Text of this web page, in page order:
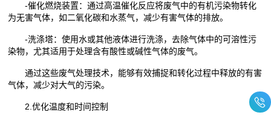
-催化燃烧装置：通过高温催化反应将废气中的有机污染物转化
为无害气体，如二氧化碳和水蒸气，减少有害气体的排放。
-洗涤塔：使用水或其他液体进行洗涤，去除气体中的可溶性污
染物，尤其适用于处理含有酸性或碱性气体的废气。
通过这些废气处理技术，能够有效捕捉和转化过程中释放的有害
气体，减少对大气的污染。
2.优化温度和时间控制